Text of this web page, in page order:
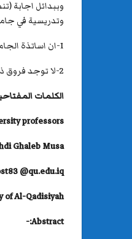
وتدريسية في جامعة القادسية للعام
1-ان اساتذة الجامعة يظهر لديهم اسلوب الكينونة وبشكل كبير مع انخفاض في اسلوب التملك.
2-لا توجد فروق ذات دلالة احصائية في متوسطات اسلوب الكينونة –التملك تبعا لمتغيرات الجنس مع وجود فروق ذات دلالة احصائية تبعا لمتغير التخصص ولصالح التخصص العلمي.
الكلمات
professors
GhalebMusa
@qu.edu.iq
of Al-Qadisiyah
Abstract:-